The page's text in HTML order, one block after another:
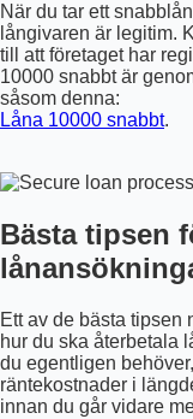
När du tar ett
långivaren är legitim.
till att företaget har
10000 snabbt är
såsom denna:
Låna 10000 snabbt.
Bästa tipsen
Ett av de bästa tipsen
hur du ska återbetala
du egentligen
räntekostnader i
innan du går vidare